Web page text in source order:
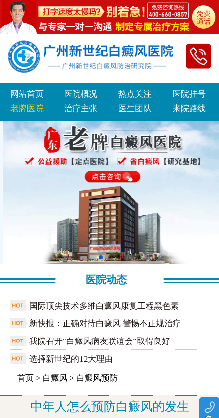
网站首页 医院概况 热点关注
医院挂号
老牌医院
治疗主张 医生团队 来院路线
医院动态
国际顶尖技术多维白癜风康复工程黑色素
新快报：正确对待白癜风 警惕不正规治疗
我院召开“白癜风病友联谊会”取得良好
选择新世纪的12大理由
首页 > 白癜风 > 白癜风预防
中年人怎么预防白癜风的发生